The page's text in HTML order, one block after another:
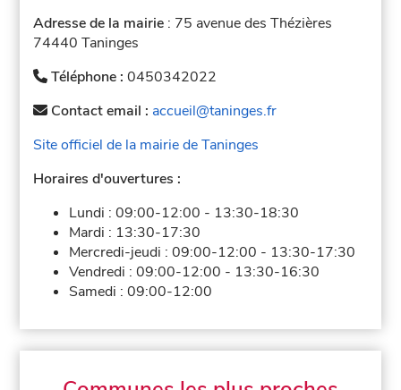
Adresse de la mairie : 75 avenue des Thézières
74440 Taninges
Téléphone :0450342022
Contact email : accueil@taninges.fr
Site officiel de la mairie de Taninges
Horaires d'ouvertures :
Lundi :09:00-12:00 - 13:30-18:30
Mardi : 13:30-17:30
Mercredi-jeudi :09:00-12:00 - 13:30-17:30
Vendredi :09:00-12:00 - 13:30-16:30
Samedi :09:00-12:00